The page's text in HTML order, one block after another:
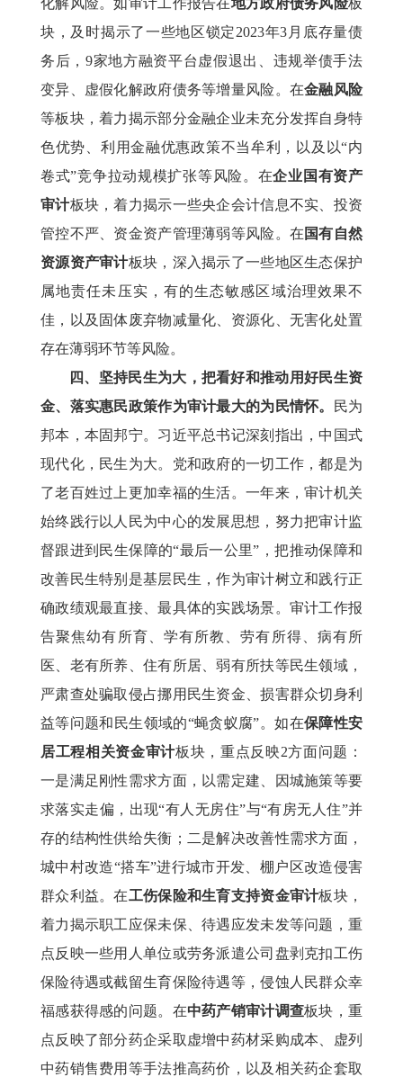
化解风险。如审计工作报告在地方政府债务风险板
块，及时揭示了一些地区锁定2023年3月底存量债
务后，9家地方融资平台虚假退出、违规举债手法
变异、虚假化解政府债务等增量风险。在金融风险
等板块，着力揭示部分金融企业未充分发挥自身特
色优势、利用金融优惠政策不当牟利，以及以“内
卷式”竞争拉动规模扩张等风险。在企业国有资产
审计板块，着力揭示一些央企会计信息不实、投资
管控不严、资金资产管理薄弱等风险。在 国有自然
资源资产审计板块，深入揭示了一些地区生态保护
属地责任未压实，有的生态敏感区域治理效果不
佳，以及固体废弃物减量化、资源化、无害化处置
存在薄弱环节等风险。
四、坚持民生为大，把看好和推动用好民生资
金、落实惠民政策作为审计最大的为民情怀。
民为
邦本，本固邦宁。习近平总书记深刻指出，中国式
现代化，民生为大。党和政府的一切工作，都是为
了老百姓过上更加幸福的生活。一年来，审计机关
始终践行以人民为中心的发展思想，努力把审计监
督跟进到民生保障的“最后一公里”，把推动保障和
改善民生特别是基层民生，作为审计树立和践行正
确政绩观最直接、最具体的实践场景。审计工作报
告聚焦幼有所育、学有所教、劳有所得、病有所
医、老有所养、住有所居、弱有所扶等民生领域，
严肃查处骗取侵占挪用民生资金、损害群众切身利
益等问题和民生领域的“蝇贪蚁腐”。如在保障性安
居工程相关资金审计板块，重点反映2方面问题：
一是满足刚性需求方面，以需定建、因城施策等要
求落实走偏，出现“有人无房住”与“有房无人住”并
存的结构性供给失衡；二是解决改善性需求方面，
城中村改造“搭车”进行城市开发、棚户区改造侵害
群众利益。在工伤保险和生育支持资金审计板块，
着力揭示职工应保未保、待遇应发未发等问题，重
点反映一些用人单位或劳务派遣公司盘剥克扣工伤
保险待遇或截留生育保险待遇等，侵蚀人民群众幸
福感获得感的问题。在中药产销审计调查板块，重
点反映了部分药企采取虚增中药材采购成本、虚列
中药销售费用等手法推高药价，以及相关药企套取